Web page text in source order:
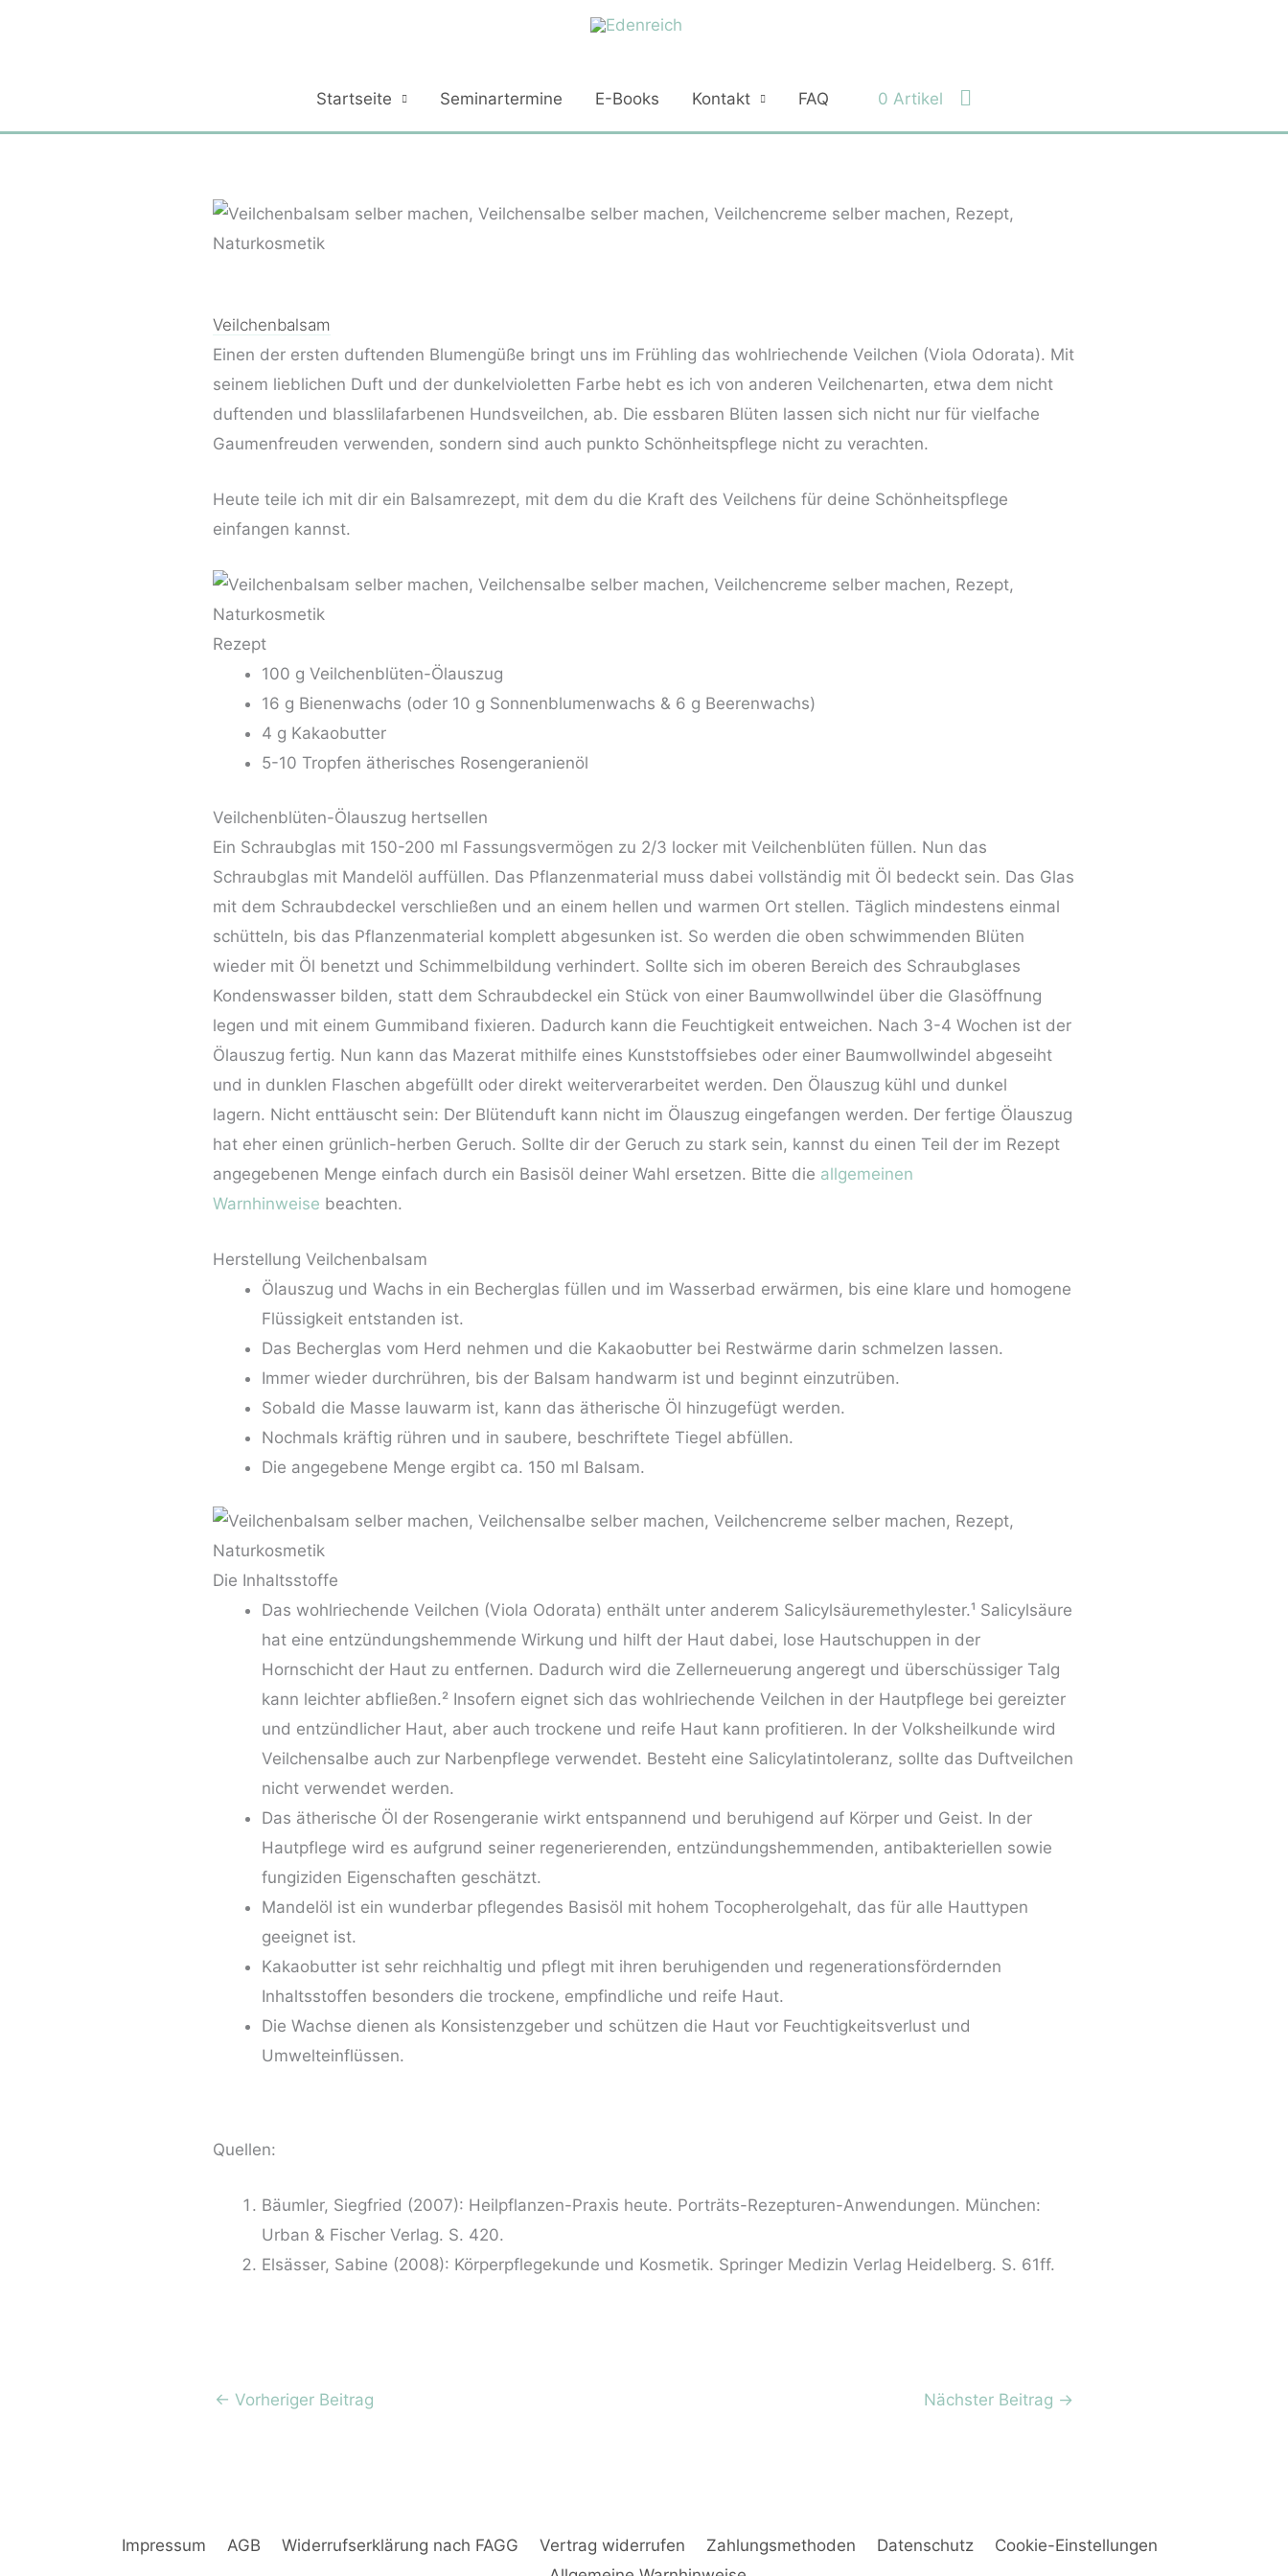
Startseite
Seminartermine E-Books Kontakt FAQ 0 Artikel Suchen
Veilchenbalsam
Einen der ersten duftenden Blumengüße bringt uns im Frühling das wohlriechende Veilchen (Viola Odorata). Mit
seinem lieblichen Duft und der dunkelvioletten Farbe hebt es ich von anderen Veilchenarten, etwa dem nicht
duftenden und blasslilafarbenen Hundsveilchen, ab. Die essbaren Blüten lassen sich nicht nur für vielfache
Gaumenfreuden verwenden, sondern sind auch punkto Schönheitspflege nicht zu verachten.
Heute teile ich mit dir ein Balsamrezept, mit dem du die Kraft des Veilchens für deine Schönheitspflege
einfangen kannst.
Rezept
100 g Veilchenblüten-Ölauszug
16 g Bienenwachs (oder 10 g Sonnenblumenwachs & 6 g Beerenwachs)
4 g Kakaobutter
5-10 Tropfen ätherisches Rosengeranienöl
Veilchenblüten-Ölauszug hertsellen
Ein Schraubglas mit 150-200 ml Fassungsvermögen zu 2/3 locker mit Veilchenblüten füllen. Nun das
Schraubglas mit Mandelöl auffüllen. Das Pflanzenmaterial muss dabei vollständig mit Öl bedeckt sein. Das Glas
mit dem Schraubdeckel verschließen und an einem hellen und warmen Ort stellen. Täglich mindestens einmal
schütteln, bis das Pflanzenmaterial komplett abgesunken ist. So werden die oben schwimmenden Blüten
wieder mit Öl benetzt und Schimmelbildung verhindert. Sollte sich im oberen Bereich des Schraubglases
Kondenswasser bilden, statt dem Schraubdeckel ein Stück von einer Baumwollwindel über die Glasöffnung
legen und mit einem Gummiband fixieren. Dadurch kann die Feuchtigkeit entweichen. Nach 3-4 Wochen ist der
Ölauszug fertig. Nun kann das Mazerat mithilfe eines Kunststoffsiebes oder einer Baumwollwindel abgeseiht
und in dunklen Flaschen abgefüllt oder direkt weiterverarbeitet werden. Den Ölauszug kühl und dunkel
lagern. Nicht enttäuscht sein: Der Blütenduft kann nicht im Ölauszug eingefangen werden. Der fertige Ölauszug
hat eher einen grünlich-herben Geruch. Sollte dir der Geruch zu stark sein, kannst du einen Teil der im Rezept
angegebenen Menge einfach durch ein Basisöl deiner Wahl ersetzen. Bitte die allgemeinen
Warnhinweise beachten.
Herstellung Veilchenbalsam
Ölauszug und Wachs in ein Becherglas füllen und im Wasserbad erwärmen, bis eine klare und homogene
Flüssigkeit entstanden ist.
Das Becherglas vom Herd nehmen und die Kakaobutter bei Restwärme darin schmelzen lassen.
Immer wieder durchrühren, bis der Balsam handwarm ist und beginnt einzutrüben.
Sobald die Masse lauwarm ist, kann das ätherische Öl hinzugefügt werden.
Nochmals kräftig rühren und in saubere, beschriftete Tiegel abfüllen.
Die angegebene Menge ergibt ca. 150 ml Balsam.
Die Inhaltsstoffe
Das wohlriechende Veilchen (Viola Odorata) enthält unter anderem Salicylsäuremethylester.¹ Salicylsäure
hat eine entzündungshemmende Wirkung und hilft der Haut dabei, lose Hautschuppen in der
Hornschicht der Haut zu entfernen. Dadurch wird die Zellerneuerung angeregt und überschüssiger Talg
kann leichter abfließen.² Insofern eignet sich das wohlriechende Veilchen in der Hautpflege bei gereizter
und entzündlicher Haut, aber auch trockene und reife Haut kann profitieren. In der Volksheilkunde wird
Veilchensalbe auch zur Narbenpflege verwendet. Besteht eine Salicylatintoleranz, sollte das Duftveilchen
nicht verwendet werden.
Das ätherische Öl der Rosengeranie wirkt entspannend und beruhigend auf Körper und Geist. In der
Hautpflege wird es aufgrund seiner regenerierenden, entzündungshemmenden, antibakteriellen sowie
fungiziden Eigenschaften geschätzt.
Mandelöl ist ein wunderbar pflegendes Basisöl mit hohem Tocopherolgehalt, das für alle Hauttypen
geeignet ist.
Kakaobutter ist sehr reichhaltig und pflegt mit ihren beruhigenden und regenerationsfördernden
Inhaltsstoffen besonders die trockene, empfindliche und reife Haut.
Die Wachse dienen als Konsistenzgeber und schützen die Haut vor Feuchtigkeitsverlust und
Umwelteinflüssen.
Quellen:
Bäumler, Siegfried (2007): Heilpflanzen-Praxis heute. Porträts-Rezepturen-Anwendungen. München:
Urban & Fischer Verlag. S. 420.
Elsässer, Sabine (2008): Körperpflegekunde und Kosmetik. Springer Medizin Verlag Heidelberg. S. 61ff.
← Vorheriger Beitrag Nächster Beitrag →
Impressum AGB Widerrufserklärung nach FAGG Vertrag widerrufen Zahlungsmethoden Datenschutz
Cookie-Einstellungen